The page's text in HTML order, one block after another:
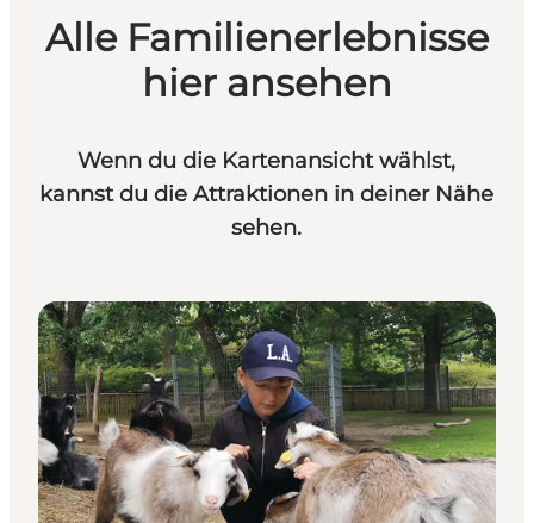
Alle Familienerlebnisse
hier ansehen
Wenn du die Kartenansicht wählst,
kannst du die Attraktionen in deiner Nähe
sehen.